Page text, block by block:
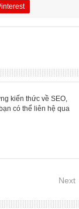
kiến thức về SEO,
có thể liên hệ qua
Next